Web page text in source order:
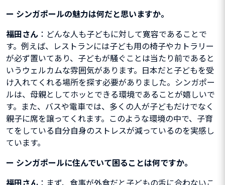
ー シンガポールの魅力は何だと思いますか。
福田さん ：どんな人も子どもに対して寛容であることで
す。例えば、レストランには子ども用の椅子やカトラリー
が必ず置いてあり、子どもが騒ぐことは当たり前であると
いうウェルカムな雰囲気があります。日本だと子どもを受
け入れてくれる場所を探す必要がありました。シンガポー
ルは、母親としてホッとできる環境であることが嬉しいで
す。また、バスや電車では、多くの人が子どもだけでなく
親子に席を譲ってくれます。このような環境の中で、子育
てをしている自分自身のストレスが減っているのを実感し
ています。
ー シンガポールに住んでいて困ることは何ですか。
福田さん ：まず、食事が外食だと子どもの舌に合わないこ